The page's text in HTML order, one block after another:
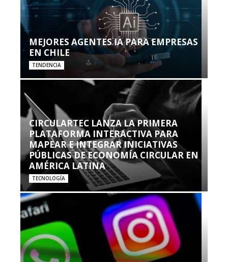
MEJORES AGENTES IA PARA EMPRESAS
EN CHILE
TENDENCIA
CIRCULARTEC LANZA LA PRIMERA
PLATAFORMA INTERACTIVA PARA
MAPEAR E INTEGRAR INICIATIVAS
PÚBLICAS DE ECONOMÍA CIRCULAR EN
AMÉRICA LATINA
TECNOLOGÍA